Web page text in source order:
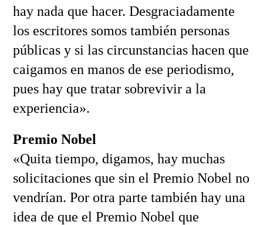
hay nada que hacer. Desgraciadamente
los escritores somos también personas
públicas y si las circunstancias hacen que
caigamos en manos de ese periodismo,
pues hay que tratar sobrevivir a la
experiencia».
Premio Nobel
«Quita tiempo, digamos, hay muchas
solicitaciones que sin el Premio Nobel no
vendrían. Por otra parte también hay una
idea de que el Premio Nobel que